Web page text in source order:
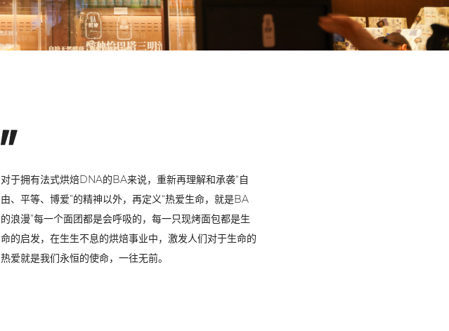
对于拥有法式烘焙DNA的BA来说，重新再理解和承袭“自
由、平等、博爱”的精神以外，再定义“热爱生命，就是BA
的浪漫”每一个面团都是会呼吸的，每一只现烤面包都是生
命的启发，在生生不息的烘焙事业中，激发人们对于生命的
热爱就是我们永恒的使命，一往无前。